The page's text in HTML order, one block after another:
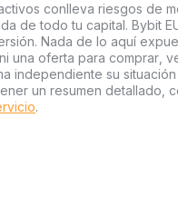
conlleva riesgos de
de todo tu capital. Bybit
Nada de lo aquí
una oferta para comprar,
independiente su
un resumen detallado,
.